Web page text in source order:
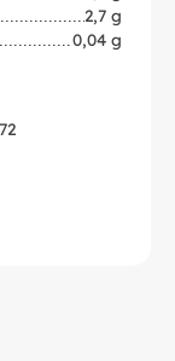
2,7 g
0,04 g